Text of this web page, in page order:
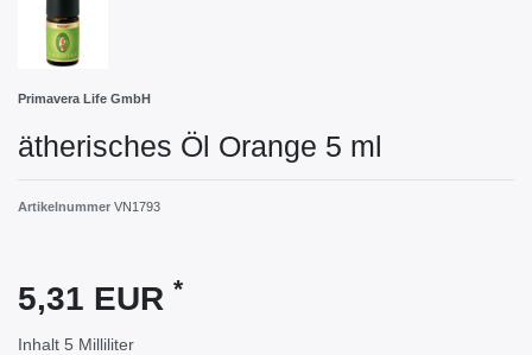
Primavera Life GmbH
ätherisches Öl Orange 5 ml
Artikelnummer VN1793
5,31 EUR *
Inhalt 5 Milliliter